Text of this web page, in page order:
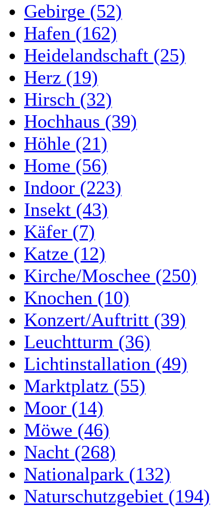
Gebirge (52)
Hafen (162)
Heidelandschaft (25)
Herz (19)
Hirsch (32)
Hochhaus (39)
Höhle (21)
Home (56)
Indoor (223)
Insekt (43)
Käfer (7)
Katze (12)
Kirche/Moschee (250)
Knochen (10)
Konzert/Auftritt (39)
Leuchtturm (36)
Lichtinstallation (49)
Marktplatz (55)
Moor (14)
Möwe (46)
Nacht (268)
Nationalpark (132)
Naturschutzgebiet (194)